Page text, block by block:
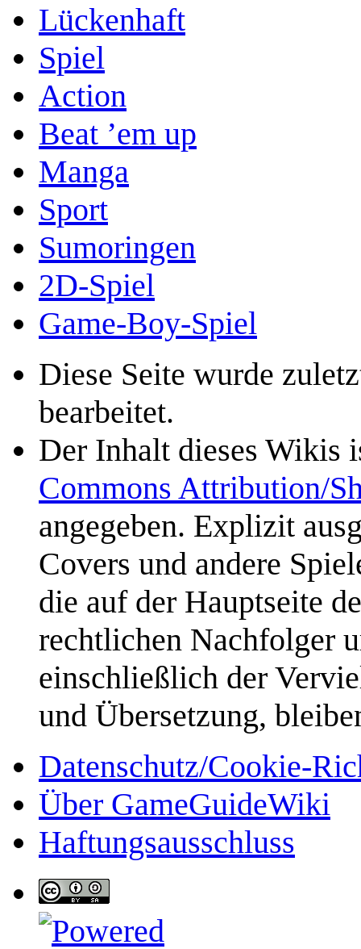
Lückenhaft
Spiel
Action
Beat ’em up
Manga
Sport
Sumoringen
2D-Spiel
Game-Boy-Spiel
Diese Seite wurde
bearbeitet.
Der Inhalt dieses Wikis
Commons Attribution/
angegeben. Explizit
Covers und andere
die auf der Hauptseite
rechtlichen Nachfolger
einschließlich der
und Übersetzung,
Datenschutz/Cookie-
Über GameGuideWiki
Haftungsausschluss